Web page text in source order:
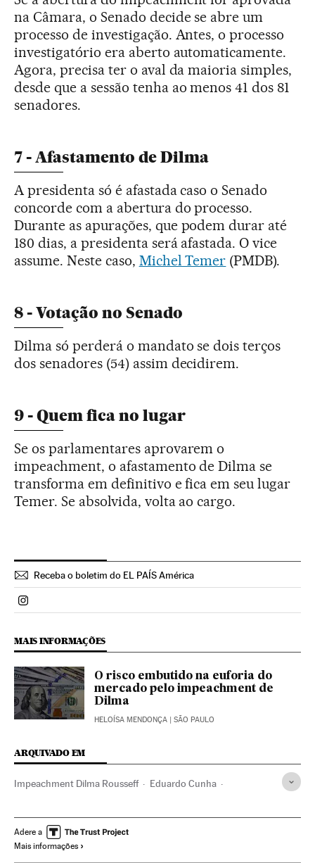
na Câmara, o Senado decide se abre um
processo de investigação. Antes, o processo
investigatório era aberto automaticamente.
Agora, precisa ter o aval da maioria simples,
desde que a sessão tenha ao menos 41 dos 81
senadores.
7 - Afastamento de Dilma
A presidenta só é afastada caso o Senado
concorde com a abertura do processo.
Durante as apurações, que podem durar até
180 dias, a presidenta será afastada. O vice
assume. Neste caso, Michel Temer (PMDB).
8 - Votação no Senado
Dilma só perderá o mandato se dois terços
dos senadores (54) assim decidirem.
9 - Quem fica no lugar
Se os parlamentares aprovarem o
impeachment, o afastamento de Dilma se
transforma em definitivo e fica em seu lugar
Temer. Se absolvida, volta ao cargo.
Receba o boletim do EL PAÍS América
Politica El País Brasil en Instagram
MAIS INFORMAÇÕES
O risco embutido na euforia do
mercado pelo impeachment de
Dilma
HELOÍSA MENDONÇA | SÃO PAULO
ARQUIVADO EM
Impeachment Dilma Rousseff Eduardo Cunha
Caso Petrobras Dilma Rousseff
Crises políticas
Adere a
Mais informações